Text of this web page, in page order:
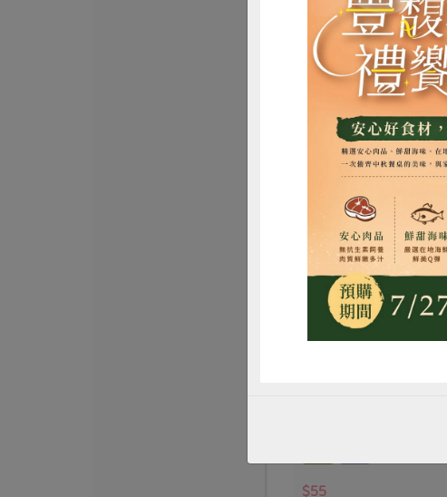
450克/3束
全素
常溫
$55
惜食